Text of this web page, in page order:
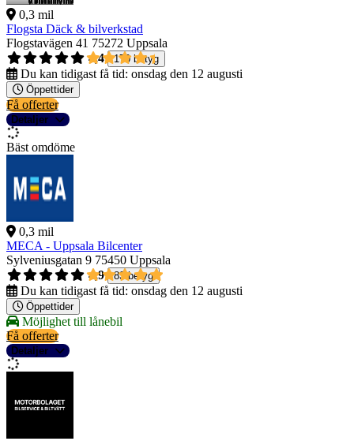
0,3 mil
Flogsta Däck & bilverkstad
Flogstavägen 41 75272 Uppsala
4,4
170 betyg
Du kan tidigast få tid: onsdag den 12 augusti
Öppettider
Få offerter
Detaljer
Bäst omdöme
0,3 mil
MECA - Uppsala Bilcenter
Sylveniusgatan 9 75450 Uppsala
4,9
83 betyg
Du kan tidigast få tid: onsdag den 12 augusti
Öppettider
Möjlighet till lånebil
Få offerter
Detaljer